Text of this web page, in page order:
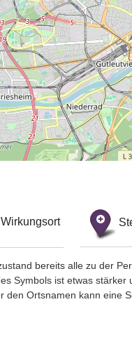
Wirkungsort
bereits alle zu der
Symbols ist etwas
den Ortsnamen kann eine